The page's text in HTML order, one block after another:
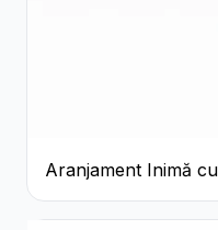
Aranjament Inimă
și Ciocolată Ferrero